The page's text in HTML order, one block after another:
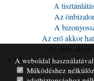
A
Az
A
Az erő akkor
Az ihlet akkor
A könnyedség pedig,
A weboldal
Működéshez